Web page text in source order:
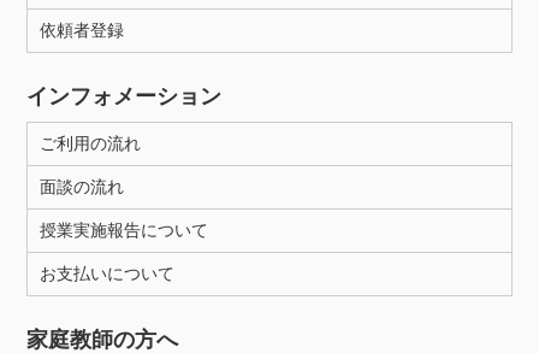
依頼者登録
インフォメーション
ご利用の流れ
面談の流れ
授業実施報告について
お支払いについて
家庭教師の方へ